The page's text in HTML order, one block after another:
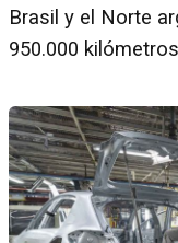
Brasil y el Norte
950.000